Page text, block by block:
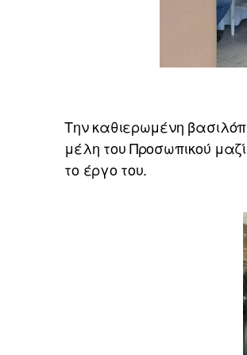
Την καθιερωμένη
μέλη του Προσωπικού
το έργο του.